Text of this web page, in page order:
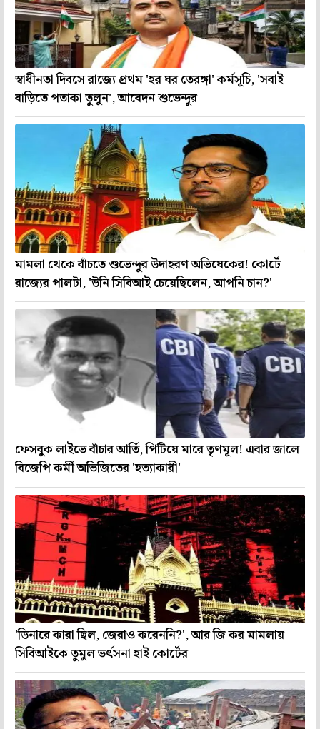
স্বাধীনতা দিবসে রাজ্যে প্রথম 'হর ঘর তেরঙ্গা' কর্মসূচি, 'সবাই
বাড়িতে পতাকা তুলুন', আবেদন শুভেন্দুর
মামলা থেকে বাঁচতে শুভেন্দুর উদাহরণ অভিষেকের! কোর্টে
রাজ্যের পালটা, 'উনি সিবিআই চেয়েছিলেন, আপনি চান?'
ফেসবুক লাইভে বাঁচার আর্তি, পিটিয়ে মারে তৃণমূল! এবার জালে
বিজেপি কর্মী অভিজিতের 'হত্যাকারী'
'ডিনারে কারা ছিল, জেরাও করেননি?', আর জি কর মামলায়
সিবিআইকে তুমুল ভর্ৎসনা হাই কোর্টের